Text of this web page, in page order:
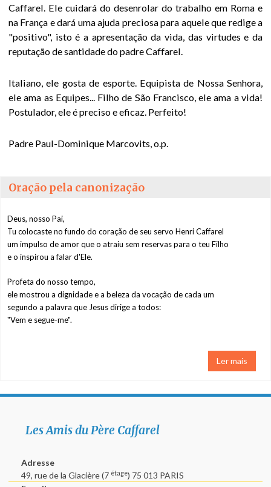
O Padre
Caffarel e o seu
pensamento
O matrimónio,
sacramento da
A virgem Maria
Caffarel. Ele cuidará do desenrolar do trabalho em Roma e
na França e dará uma ajuda preciosa para aquele que redige a
"positivo", isto é a apresentação da vida, das virtudes e da
reputação de santidade do padre Caffarel.
Italiano, ele gosta de esporte. Equipista de Nossa Senhora,
ele ama as Equipes... Filho de São Francisco, ele ama a vida!
Postulador, ele é preciso e eficaz. Perfeito!
Padre Paul-Dominique Marcovits, o.p.
Oração pela canonização
Deus, nosso Pai,
Tu colocaste no fundo do coração de seu servo Henri Caffarel
um impulso de amor que o atraiu sem reservas para o teu Filho
e o inspirou a falar d'Ele.
Profeta do nosso tempo,
ele mostrou a dignidade e a beleza da vocação de cada um
segundo a palavra que Jesus dirige a todos:
"Vem e segue-me".
Ler mais
Les Amis du Père Caffarel
Adresse
49, rue de la Glacière (7 étage) 75 013 PARIS